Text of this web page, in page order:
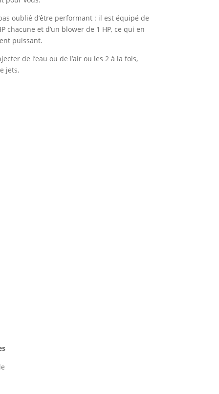
oublié d’être performant : il est équipé de
chacune et d’un blower de 1 HP, ce qui en
puissant.
de l’eau ou de l’air ou les 2 à la fois,
jets.